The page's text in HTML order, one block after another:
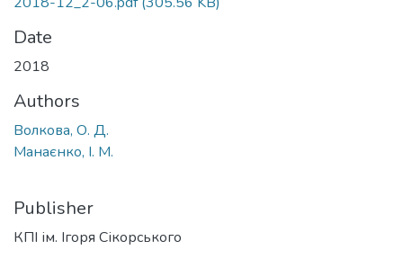
Date
2018
Authors
Волкова, О. Д.
Манаєнко, І. М.
Publisher
КПІ ім. Ігоря Сікорського